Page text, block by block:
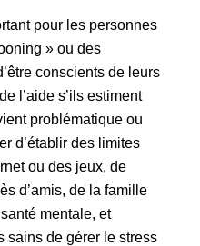
pour les personnes
» ou des
conscients de leurs
l’aide s’ils estiment
problématique ou
d’établir des limites
ou des jeux, de
d’amis, de la famille
mentale, et
sains de gérer le stress